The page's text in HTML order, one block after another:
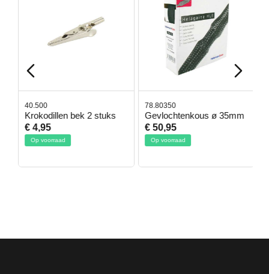
40.500
Krokodillen bek 2 stuks
€ 4,95
Op voorraad
78.80350
Gevlochtenkous ø 35mm
€ 50,95
Op voorraad